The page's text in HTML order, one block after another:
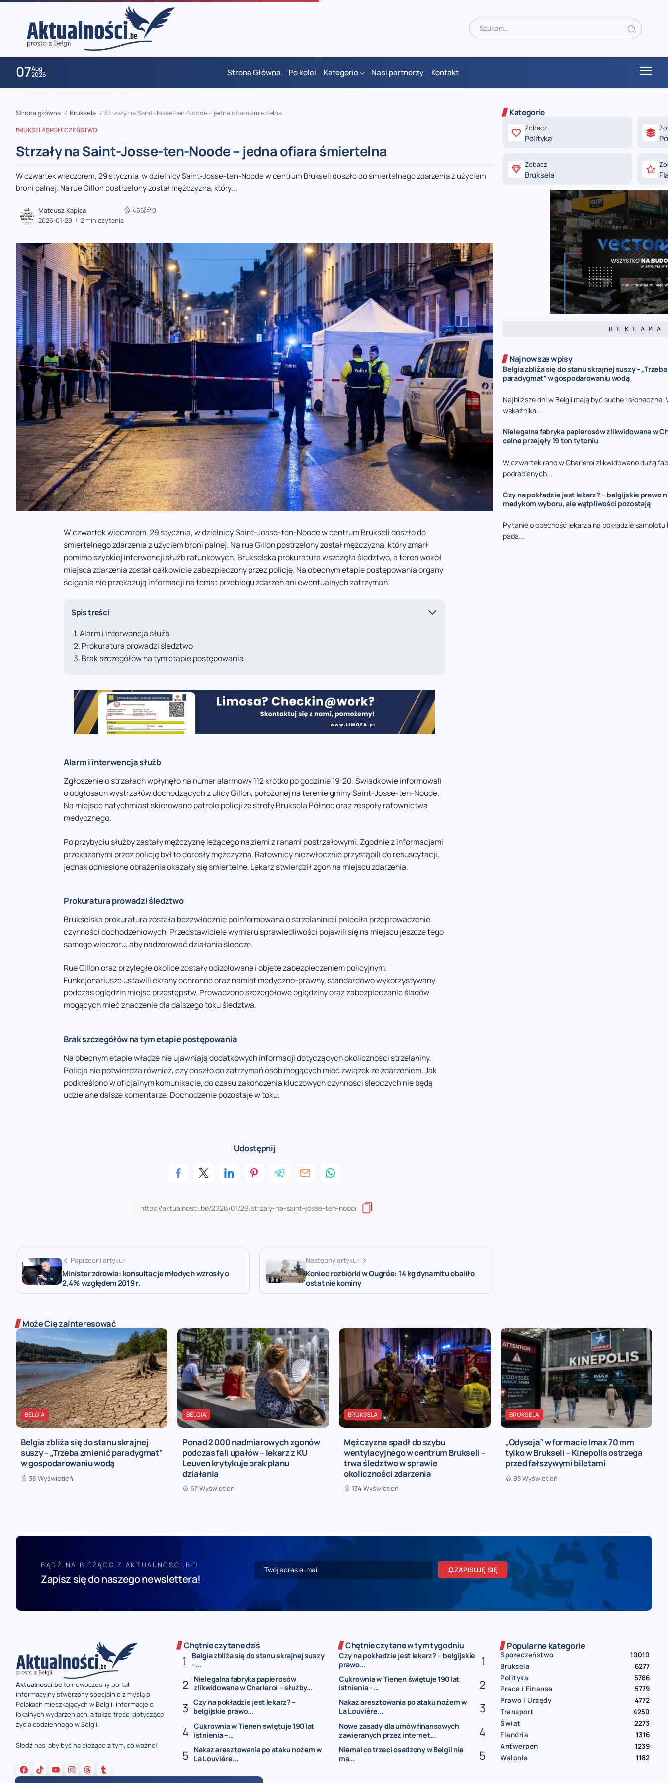
07Aug
2026 Strona Główna Po kolei Kategorie Nasi partnerzy Kontakt
zaobserwuj nas
zaobserwuj nas
zaobserwuj nas
zaobserwuj nas
zaobserwuj nas
Strona główna / Bruksela / Strzały na Saint-Josse-ten-Noode – jedna ofiara śmiertelna
BRUKSELASPOŁECZEŃSTWO
Strzały na Saint-Josse-ten-Noode – jedna ofiara śmiertelna
W czwartek wieczorem, 29 stycznia, w dzielnicy Saint-Josse-ten-Noode w centrum Brukseli doszło do śmiertelnego zdarzenia z użyciem
broni palnej. Na rue Gillon postrzelony został mężczyzna, który...
Mateusz Kapica
2026-01-29
2 min czytania
465 0
W czwartek wieczorem, 29 stycznia, w dzielnicy Saint-Josse-ten-Noode w centrum Brukseli doszło do
śmiertelnego zdarzenia z użyciem broni palnej. Na rue Gillon postrzelony został mężczyzna, który zmarł
pomimo szybkiej interwencji służb ratunkowych. Brukselska prokuratura wszczęła śledztwo, a teren wokół
miejsca zdarzenia został całkowicie zabezpieczony przez policję. Na obecnym etapie postępowania organy
ścigania nie przekazują informacji na temat przebiegu zdarzeń ani ewentualnych zatrzymań.
Spis treści
Alarm i interwencja służb
Prokuratura prowadzi śledztwo
Brak szczegółów na tym etapie postępowania
Alarm i interwencja służb
Zgłoszenie o strzałach wpłynęło na numer alarmowy 112 krótko po godzinie 19:20. Świadkowie informowali
o odgłosach wystrzałów dochodzących z ulicy Gillon, położonej na terenie gminy Saint-Josse-ten-Noode.
Na miejsce natychmiast skierowano patrole policji ze strefy Bruksela Północ oraz zespoły ratownictwa
medycznego.
Po przybyciu służby zastały mężczyznę leżącego na ziemi z ranami postrzałowymi. Zgodnie z informacjami
przekazanymi przez policję był to dorosły mężczyzna. Ratownicy niezwłocznie przystąpili do resuscytacji,
jednak odniesione obrażenia okazały się śmiertelne. Lekarz stwierdził zgon na miejscu zdarzenia.
Prokuratura prowadzi śledztwo
Brukselska prokuratura została bezzwłocznie poinformowana o strzelaninie i poleciła przeprowadzenie
czynności dochodzeniowych. Przedstawiciele wymiaru sprawiedliwości pojawili się na miejscu jeszcze tego
samego wieczoru, aby nadzorować działania śledcze.
Rue Gillon oraz przyległe okolice zostały odizolowane i objęte zabezpieczeniem policyjnym.
Funkcjonariusze ustawili ekrany ochronne oraz namiot medyczno-prawny, standardowo wykorzystywany
podczas oględzin miejsc przestępstw. Prowadzono szczegółowe oględziny oraz zabezpieczanie śladów
mogących mieć znaczenie dla dalszego toku śledztwa.
Brak szczegółów na tym etapie postępowania
Na obecnym etapie władze nie ujawniają dodatkowych informacji dotyczących okoliczności strzelaniny.
Policja nie potwierdza również, czy doszło do zatrzymań osób mogących mieć związek ze zdarzeniem. Jak
podkreślono w oficjalnym komunikacie, do czasu zakończenia kluczowych czynności śledczych nie będą
udzielane dalsze komentarze. Dochodzenie pozostaje w toku.
Udostępnij
Poprzedni artykuł
Minister zdrowia: konsultacje młodych wzrosły o
2,4% względem 2019 r.
Następny artykuł
Koniec rozbiórki w Ougrée: 14 kg dynamitu obaliło
ostatnie kominy
Kategorie
Zobacz
Polityka
Zobacz
Bruksela
R E K L A M A
Najnowsze wpisy
Belgia zbliża się do stanu skrajnej suszy –
paradygmat” w gospodarowaniu wodą
Najbliższe dni w Belgii mają być suche i słoneczne.
wskaźnika...
Nielegalna fabryka papierosów zlikwidowana w
celne przejęły 19 ton tytoniu
W czwartek rano w Charleroi zlikwidowano dużą
podrabianych...
Czy na pokładzie jest lekarz? – belgijskie prawo
medykom wyboru, ale wątpliwości pozostają
Pytanie o obecność lekarza na pokładzie samolotu
pada...
Może Cię zainteresować
BELGIA
Belgia zbliża się do stanu skrajnej
suszy – „Trzeba zmienić paradygmat”
w gospodarowaniu wodą
38 Wyświetleń
BELGIA
Ponad 2 000 nadmiarowych zgonów
podczas fali upałów – lekarz z KU
Leuven krytykuje brak planu
działania
67 Wyświetleń
BRUKSELA
Mężczyzna spadł do szybu
wentylacyjnego w centrum Brukseli –
trwa śledztwo w sprawie
okoliczności zdarzenia
134 Wyświetleń
BRUKSELA
„Odyseja” w formacie Imax 70 mm
tylko w Brukseli – Kinepolis ostrzega
przed fałszywymi biletami
95 Wyświetleń
BĄDŹ NA BIEŻĄCO Z AKTUALNOSCI.BE!
Zapisz się do naszego newslettera!
ZAPISUJĘ SIĘ
Aktualnosci.beto nowoczesny portal
informacyjny stworzony specjalnie z myślą o
Polakach mieszkających w Belgii: informacje o
lokalnych wydarzeniach, a także treści dotyczące
życia codziennego w Belgii.
Śledź nas, aby być na bieżąco z tym, co ważne!
Chętnie czytane dziś
Belgia zbliża się do stanu skrajnej suszy
–...
Nielegalna fabryka papierosów
zlikwidowana w Charleroi – służby...
Czy na pokładzie jest lekarz? –
belgijskie prawo...
Cukrownia w Tienen świętuje 190 lat
istnienia –...
Nakaz aresztowania po ataku nożem w
La Louvière...
Chętnie czytane w tym tygodniu
Czy na pokładzie jest lekarz? – belgijskie
prawo...
Cukrownia w Tienen świętuje 190 lat
istnienia –...
Nakaz aresztowania po ataku nożem w
La Louvière...
Nowe zasady dla umów finansowych
zawieranych przez internet...
Niemal co trzeci osadzony w Belgii nie
ma...
Popularne kategorie
Społeczeństwo
10010
Bruksela
6277
Polityka
5786
Praca i Finanse
5779
Prawo i Urzędy
4772
Transport
4250
Świat
2273
Flandria
1316
Antwerpen
1239
Walonia
1182